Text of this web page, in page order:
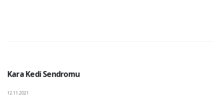
Kara Kedi Sendromu
12.11.2021